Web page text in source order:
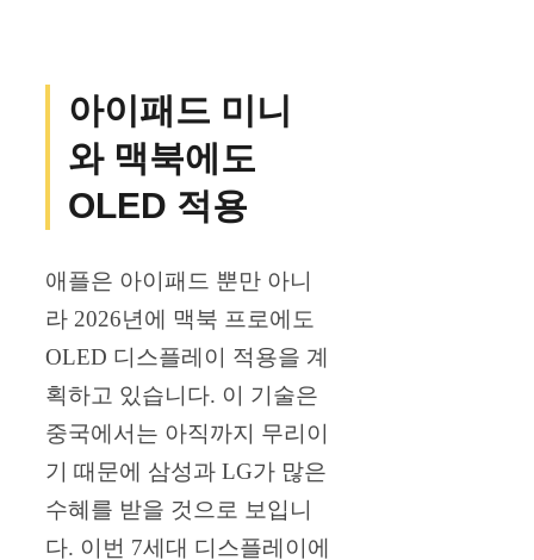
아이패드 미니
와 맥북에도
OLED 적용
애플은 아이패드 뿐만 아니
라 2026년에 맥북 프로에도
OLED 디스플레이 적용을 계
획하고 있습니다. 이 기술은
중국에서는 아직까지 무리이
기 때문에 삼성과 LG가 많은
수혜를 받을 것으로 보입니
다. 이번 7세대 디스플레이에